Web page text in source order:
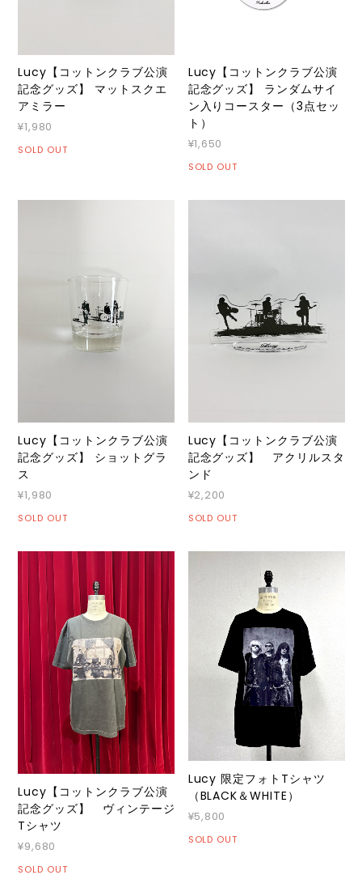
Lucy【コットンクラブ公演
記念グッズ】 マットスクエ
アミラー
¥1,980
SOLD OUT
Lucy【コットンクラブ公演
記念グッズ】 ランダムサイ
ン入りコースター（3点セッ
ト）
¥1,650
SOLD OUT
Lucy【コットンクラブ公演
記念グッズ】 ショットグラ
ス
¥1,980
SOLD OUT
Lucy【コットンクラブ公演
記念グッズ】 アクリルスタ
ンド
¥2,200
SOLD OUT
Lucy【コットンクラブ公演
記念グッズ】 ヴィンテージ
Tシャツ
¥9,680
SOLD OUT
Lucy 限定フォトTシャツ
（BLACK＆WHITE）
¥5,800
SOLD OUT